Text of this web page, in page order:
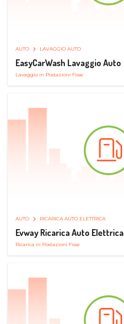
AUTO LAVAGGIO AUTO
EasyCarWash Lavaggio Auto
Lavaggio in Postazioni Fisse
AUTO RICARICA AUTO ELETTRICA
Evway Ricarica Auto Elettrica
Ricarica in Postazioni Fisse